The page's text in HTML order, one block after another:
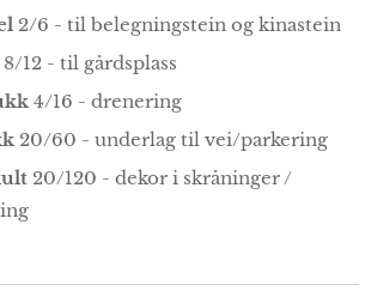
2/6 - til belegningstein og kinastein
8/12 - til gårdsplass
4/16 - drenering
20/60 - underlag til vei/parkering
20/120 - dekor i skråninger /